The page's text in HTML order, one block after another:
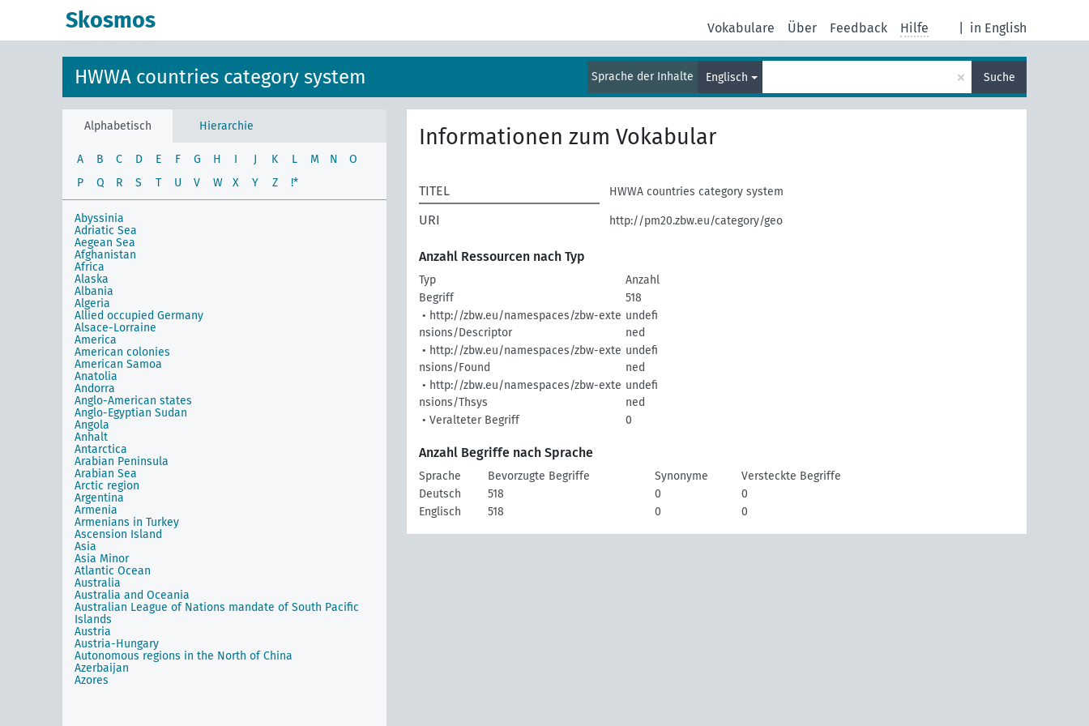
Skosmos in English
Vokabulare Über Feedback Hilfe
HWWA countries category system Sprache der Inhalte Englisch × Suche
Alphabetisch Hierarchie
A B C D E F G H I J K L M N
O
P
Q R S T U V W X Y Z !*
Abyssinia
Adriatic Sea
Aegean Sea
Afghanistan
Africa
Alaska
Albania
Algeria
Allied occupied Germany
Alsace-Lorraine
America
American colonies
American Samoa
Anatolia
Andorra
Anglo-American states
Anglo-Egyptian Sudan
Angola
Anhalt
Antarctica
Arabian Peninsula
Arabian Sea
Arctic region
Argentina
Armenia
Armenians in Turkey
Ascension Island
Asia
Asia Minor
Atlantic Ocean
Australia
Australia and Oceania
Australian League of Nations mandate of South Pacific
Islands
Austria
Austria-Hungary
Autonomous regions in the North of China
Azerbaijan
Azores
Informationen zum Vokabular
TITEL HWWA countries category system
URI http://pm20.zbw.eu/category/geo
Anzahl Ressourcen nach Typ
Typ
Anzahl
Begriff
518
• http://zbw.eu/namespaces/zbw-exte
nsions/Descriptor
undefi
ned
• http://zbw.eu/namespaces/zbw-exte
nsions/Found
undefi
ned
• http://zbw.eu/namespaces/zbw-exte
nsions/Thsys
undefi
ned
• Veralteter Begriff
0
Anzahl Begriffe nach Sprache
Sprache Bevorzugte Begriffe Synonyme
Versteckte Begriffe
Deutsch
518 0
0
Englisch
518 0 0